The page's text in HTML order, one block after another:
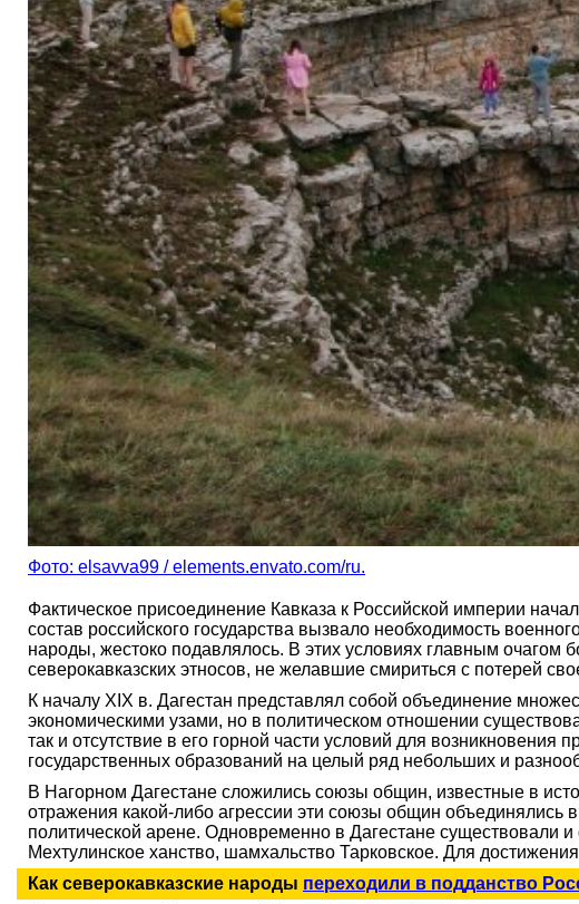
Фото: elsavva99 / elements.envato.com/ru.
Фактическое присоединение Кавказа к Российской империи
состав российского государства вызвало необходимость
народы, жестоко подавлялось. В этих условиях главным очагом
северокавказских этносов, не желавшие смириться с потерей
К началу XIX в. Дагестан представлял собой объединение
экономическими узами, но в политическом отношении
так и отсутствие в его горной части условий для
государственных образований на целый ряд небольших и
В Нагорном Дагестане сложились союзы общин, известные в
отражения какой-либо агрессии эти союзы общин объединялись
политической арене. Одновременно в Дагестане существовали
Мехтулинское ханство, шамхальство Тарковское. Для
Как северокавказские народы переходили в подданство